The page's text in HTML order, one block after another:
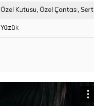
Özel Kutusu Özel Çantası
Yüzük